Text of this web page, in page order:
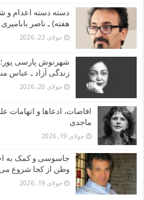
دسته دسته اعدام و
هفته) ـ ناصر بابامیری
جولای 23, 2026
شهرنوش پارسی پور؛
زندگی آزاد ـ عباس
جولای 20, 2026
افاضات، ادعاها و اتهامات
ماجدی
جولای 19, 2026
جاسوسی و کمک به
وطن از کجا شروع
جولای 19, 2026